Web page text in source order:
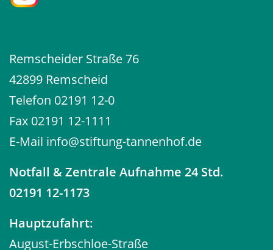
Remscheider Straße 76
42899 Remscheid
Telefon 02191 12-0
Fax 02191 12-1111
E-Mail info@stiftung-tannenhof.de
Notfall & Zentrale Aufnahme 24 Std.
02191 12-1173
Hauptzufahrt:
August-Erbschloe-Straße